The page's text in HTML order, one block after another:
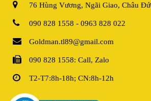
76 Hùng Vương, Ngãi Giao, Châu
090 828 1558 - 0963 828 022
Goldman.tl89@gmail.com
090 828 1558: Call, Zalo
T2-T7:8h-18h; CN:8h-12h